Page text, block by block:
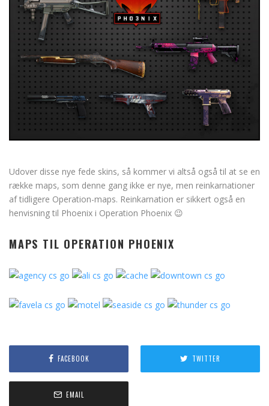
Udover disse nye fede skins, så kommer vi altså også til at se en
række maps, som denne gang ikke er nye, men reinkarnationer
af tidligere Operation-maps. Reinkarnation er sikkert også en
henvisning til Phoenix i Operation Phoenix 😉
MAPS TIL OPERATION PHOENIX
FACEBOOK TWITTER
EMAIL